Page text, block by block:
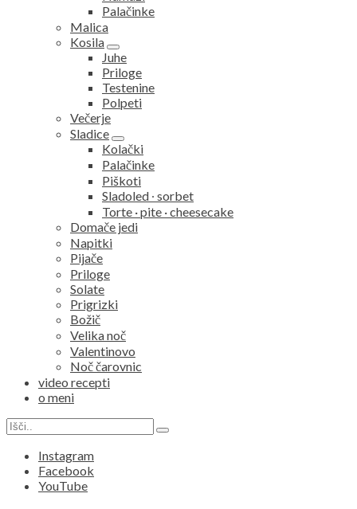
Palačinke
Malica
Kosila
expand
child
menu
Juhe
Priloge
Testenine
Polpeti
Večerje
Sladice
expand
child
menu
Kolački
Palačinke
Piškoti
Sladoled ∙ sorbet
Torte · pite · cheesecake
Domače jedi
Napitki
Pijače
Priloge
Solate
Prigrizki
Božič
Velika noč
Valentinovo
Noč čarovnic
video recepti
o meni
Search
for:
Search
Instagram
Facebook
YouTube